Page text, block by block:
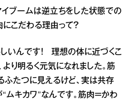
イブームは逆立ちをした状態での
こだわる理由って？
しいんです！ 理想の体に近づくこ
り明るく元気になれました。筋
ふたつに見えるけど、実は共存
ムキカワ”なんです。筋肉＝かわ